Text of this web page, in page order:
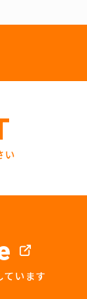
い
ています